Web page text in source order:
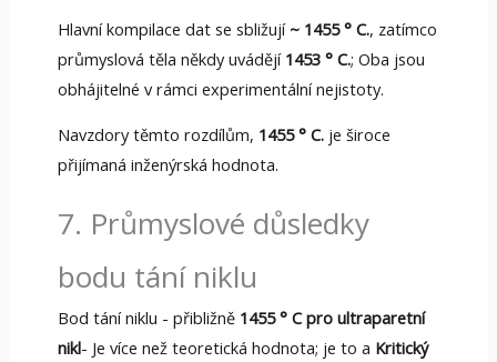
Hlavní kompilace dat se sbližují ~ 1455 ° C., zatímco
průmyslová těla někdy uvádějí 1453 ° C.; Oba jsou
obhájitelné v rámci experimentální nejistoty.
Navzdory těmto rozdílům, 1455 ° C.je široce
přijímaná inženýrská hodnota.
7. Průmyslové důsledky
bodu tání niklu
Bod tání niklu - přibližně 1455 ° C pro ultraparetní
nikl- Je více než teoretická hodnota; je to a Kritický